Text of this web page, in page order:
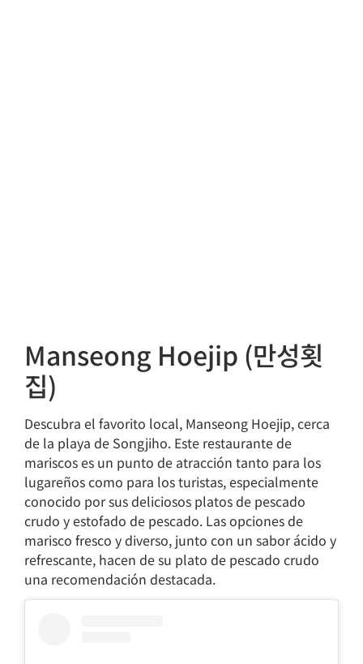
Manseong Hoejip (만성횟
집)
Descubra el favorito local, Manseong Hoejip, cerca
de la playa de Songjiho. Este restaurante de
mariscos es un punto de atracción tanto para los
lugareños como para los turistas, especialmente
conocido por sus deliciosos platos de pescado
crudo y estofado de pescado. Las opciones de
marisco fresco y diverso, junto con un sabor ácido y
refrescante, hacen de su plato de pescado crudo
una recomendación destacada.